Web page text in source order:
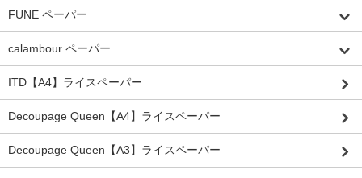
FUNE ペーパー
calambour ペーパー
ITD【A4】ライスペーパー
Decoupage Queen【A4】ライスペーパー
Decoupage Queen【A3】ライスペーパー